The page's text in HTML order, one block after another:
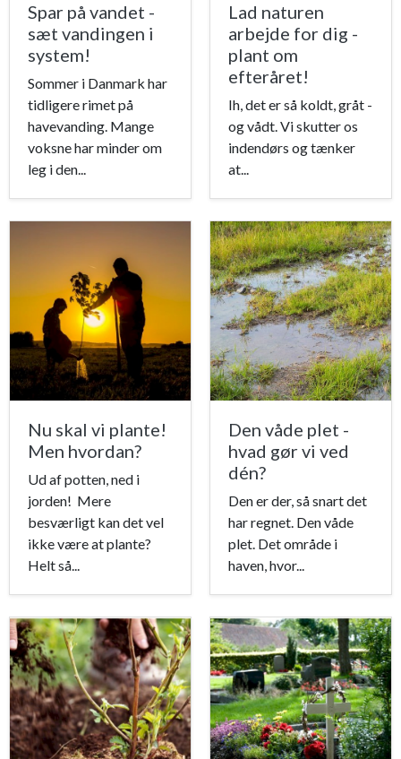
Spar på vandet -
sæt vandingen i
system!
Sommer i Danmark har
tidligere rimet på
havevanding. Mange
voksne har minder om
leg i den...
Lad naturen
arbejde for dig -
plant om
efteråret!
Ih, det er så koldt, gråt -
og vådt. Vi skutter os
indendørs og tænker
at...
Nu skal vi plante!
Men hvordan?
Ud af potten, ned i
jorden! Mere
besværligt kan det vel
ikke være at plante?
Helt så...
Den våde plet -
hvad gør vi ved
dén?
Den er der, så snart det
har regnet. Den våde
plet. Det område i
haven, hvor...